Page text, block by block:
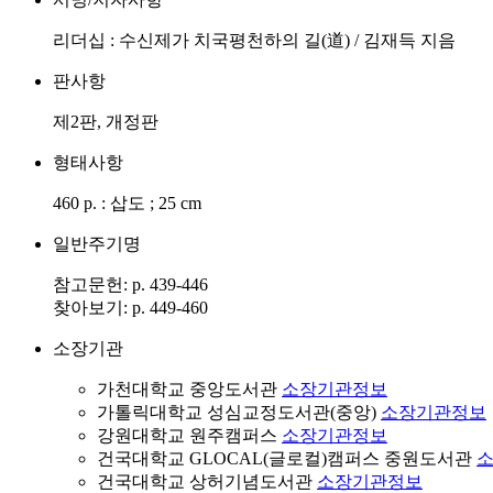
리더십 : 수신제가 치국평천하의 길(道) / 김재득 지음
판사항
제2판, 개정판
형태사항
460 p. : 삽도 ; 25 cm
일반주기명
참고문헌: p. 439-446
찾아보기: p. 449-460
소장기관
가천대학교 중앙도서관 소장기관정보
가톨릭대학교 성심교정도서관(중앙) 소장기관정보
강원대학교 원주캠퍼스 소장기관정보
건국대학교 GLOCAL(글로컬)캠퍼스 중원도서관
건국대학교 상허기념도서관 소장기관정보